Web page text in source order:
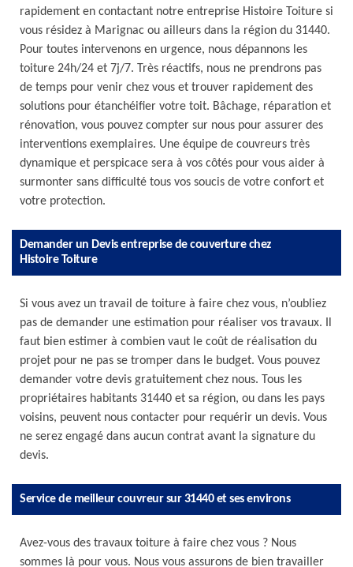
rapidement en contactant notre entreprise Histoire Toiture si
vous résidez à Marignac ou ailleurs dans la région du 31440.
Pour toutes intervenons en urgence, nous dépannons les
toiture 24h/24 et 7j/7. Très réactifs, nous ne prendrons pas
de temps pour venir chez vous et trouver rapidement des
solutions pour étanchéifier votre toit. Bâchage, réparation et
rénovation, vous pouvez compter sur nous pour assurer des
interventions exemplaires. Une équipe de couvreurs très
dynamique et perspicace sera à vos côtés pour vous aider à
surmonter sans difficulté tous vos soucis de votre confort et
votre protection.
Demander un Devis entreprise de couverture chez
Histoire Toiture
Si vous avez un travail de toiture à faire chez vous, n’oubliez
pas de demander une estimation pour réaliser vos travaux. Il
faut bien estimer à combien vaut le coût de réalisation du
projet pour ne pas se tromper dans le budget. Vous pouvez
demander votre devis gratuitement chez nous. Tous les
propriétaires habitants 31440 et sa région, ou dans les pays
voisins, peuvent nous contacter pour requérir un devis. Vous
ne serez engagé dans aucun contrat avant la signature du
devis.
Service de meilleur couvreur sur 31440 et ses environs
Avez-vous des travaux toiture à faire chez vous ? Nous
sommes là pour vous. Nous vous assurons de bien travailler